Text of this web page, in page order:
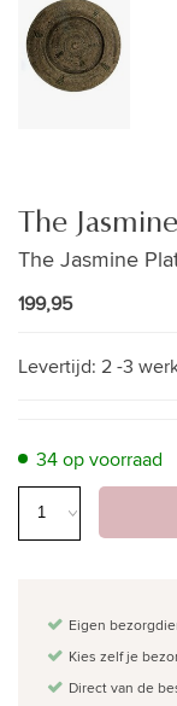
The
The Jasmine
199,95
Levertijd: 2 -3
34 op voorraad
Eigen
Kies zelf je
Direct van de